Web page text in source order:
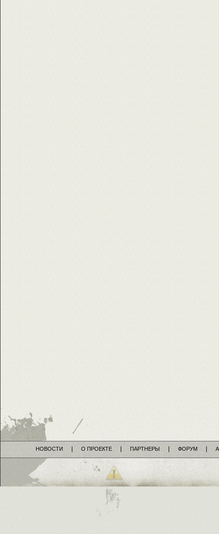
НОВОСТИ О ПРОЕКТЕ ПАРТНЕРЫ ФОРУМ